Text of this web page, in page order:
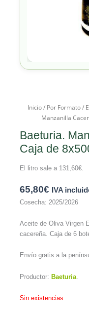
Inicio/ Por Formato/
Manzanilla
Baeturia.
Caja de
El litro sale a 131,60€
65,80€ IVA
Cosecha: 2025/2026
Aceite de Oliva Virgen
cacereña. Caja de 6
Envío gratis a la
Productor: Baeturia
Sin existencias